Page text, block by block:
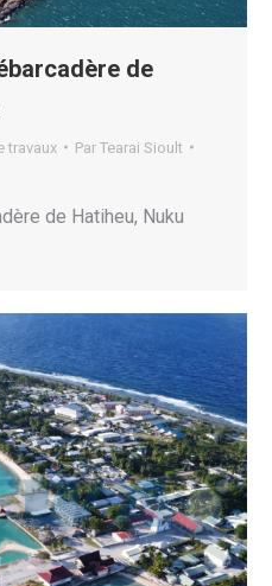
de
travaux Par Tearai Sioult
de Hatiheu, Nuku